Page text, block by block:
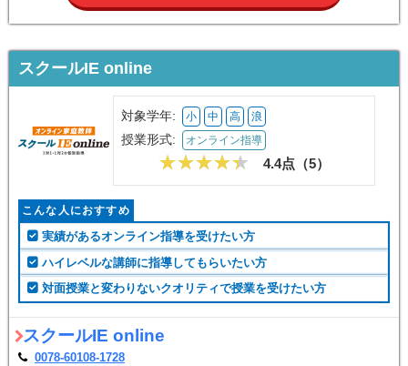
スクールIE online
対象学年: 小 中 高 浪
授業形式: オンライン指導
4.4点（5）
こんな人におすすめ
実績があるオンライン指導を受けたい方
ハイレベルな講師に指導してもらいたい方
対面授業と変わりないクオリティで授業を受けたい方
スクールIE online
0078-60108-1728